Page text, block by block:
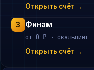
Открыть счёт →
3 Финам
от 0 ₽ · скальпинг
Открыть счёт →